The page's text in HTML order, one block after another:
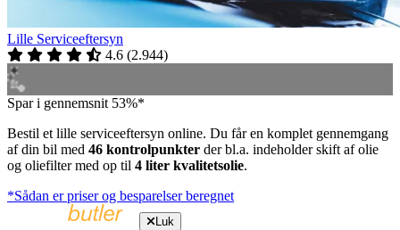
Lille Serviceeftersyn
4.6 (2.944)
Spar i gennemsnit 53%*
Bestil et lille serviceeftersyn online. Du får en komplet gennemgang
af din bil med 46 kontrolpunkter der bl.a. indeholder skift af olie
og oliefilter med op til 4 liter kvalitetsolie.
*Sådan er priser og besparelser beregnet
Luk